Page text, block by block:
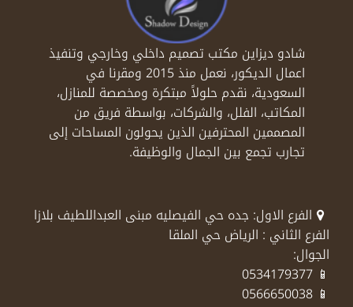
شادو ديزاين مكتب تصميم داخلي وخارجي وتنفيذ
اعمال الديكور، نعمل منذ 2015 ومقرنا في
السعودية، نقدم حلولاً مبتكرة ومخصصة للمنازل،
المكاتب، الفلل، والشركات، بواسطة فريق من
المصممين المحترفين الذين يحولون المساحات إلى
تجارب تجمع بين الجمال والوظيفة.
الفرع الاول: جده حي الفيصليه مبنى العبداللطيف بلازا
الفرع الثاني : الرياض حي الملقا
الجوال:
📱 0534179377
📱 0566650038